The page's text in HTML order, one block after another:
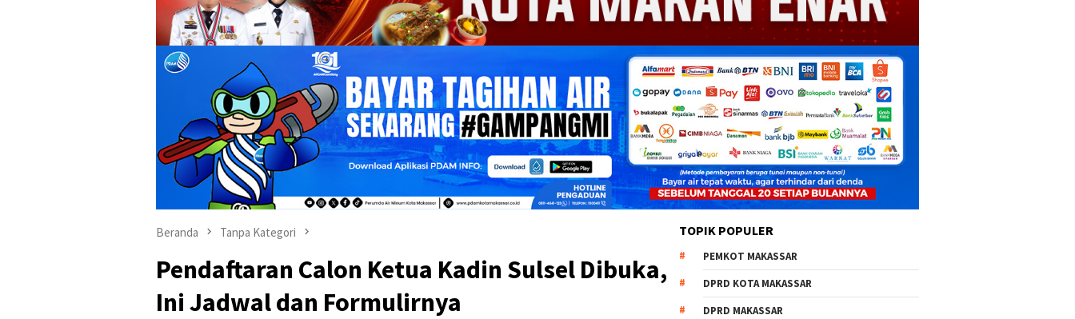
Beranda Tanpa Kategori
Pendaftaran Calon Ketua Kadin Sulsel Dibuka,
Ini Jadwal dan Formulirnya
TOPIK POPULER
PEMKOT MAKASSAR
DPRD KOTA MAKASSAR
DPRD MAKASSAR